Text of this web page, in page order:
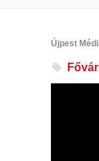
Újpest